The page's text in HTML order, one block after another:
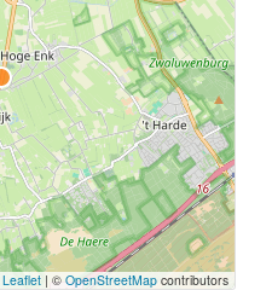
Leaflet | © OpenStreetMap contributors